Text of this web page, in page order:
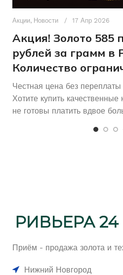
ДЛЯ КОГО Женщинам
СОСТОЯНИЕ Б/У
Акции, Новости 17 Апр 2026
Акция! Золото 585
рублей за грамм в
Количество
Честная цена без
Хотите купить
не готовы платить вдвое
Приём - продажа золота и
Нижний Новгород